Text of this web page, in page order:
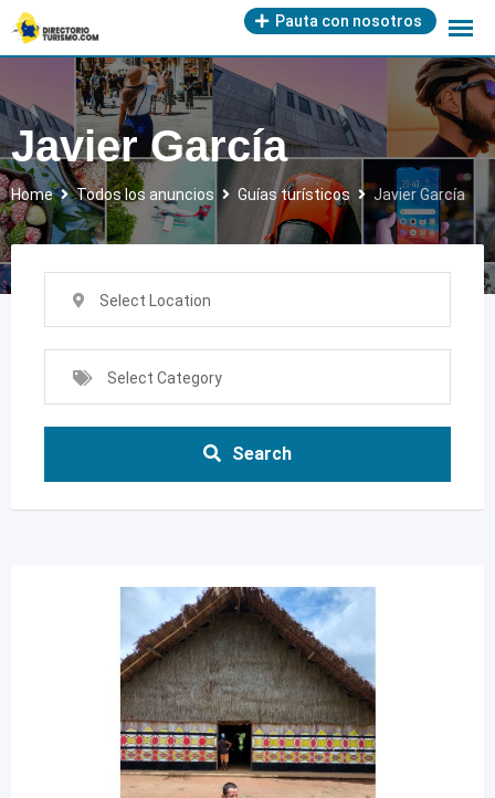
Skip
to
content
Pauta con nosotros
Javier García
Home Todos los anuncios Guías turísticos Javier García
Select Location
Select Category
Search